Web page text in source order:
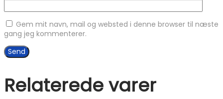
Gem mit navn, mail og websted i denne browser til næste
gang jeg kommenterer.
Relaterede varer